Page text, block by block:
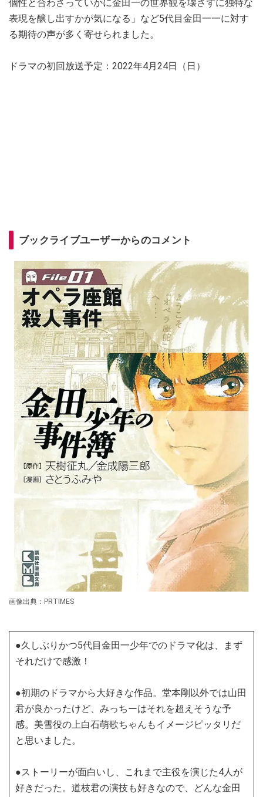
個性と合わさっていかに金田一の世界観を壊さずに独特な
表現を醸し出すかが気になる」など5代目金田一一に対す
る期待の声が多く寄せられました。
ドラマの初回放送予定：2022年4月24日（日）
ブックライブユーザーからのコメント
画像出典：PRTIMES
●久しぶりかつ5代目金田一少年でのドラマ化は、まず
それだけで感激！
●初期のドラマから大好きな作品。堂本剛以外では山田
君が良かったけど、みっちーはそれを超えそうな予
感。美雪役の上白石萌歌ちゃんもイメージピッタリだ
と思いました。
●ストーリーが面白いし、これまで主役を演じた4人が
好きだった。道枝君の演技も好きなので、どんな金田